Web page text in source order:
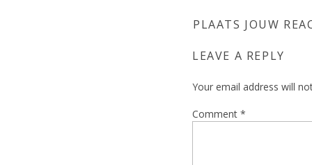
voor jouw business
PLAATS JOUW
LEAVE A REPLY
Your email address will
Comment *